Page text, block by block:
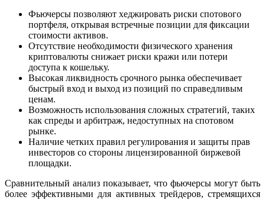
Фьючерсы позволяют хеджировать риски спотового
портфеля, открывая встречные позиции для фиксации
стоимости активов.
Отсутствие необходимости физического хранения
криптовалюты снижает риски кражи или потери
доступа к кошельку.
Высокая ликвидность срочного рынка обеспечивает
быстрый вход и выход из позиций по справедливым
ценам.
Возможность использования сложных стратегий, таких
как спреды и арбитраж, недоступных на спотовом
рынке.
Наличие четких правил регулирования и защиты прав
инвесторов со стороны лицензированной биржевой
площадки.
Сравнительный анализ показывает, что фьючерсы могут быть
более эффективными для активных трейдеров, стремящихся